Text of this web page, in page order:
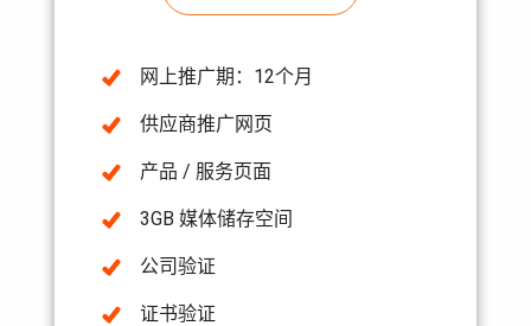
网上推广期：12个月
供应商推广网页
产品 / 服务页面
3GB 媒体储存空间
公司验证
证书验证